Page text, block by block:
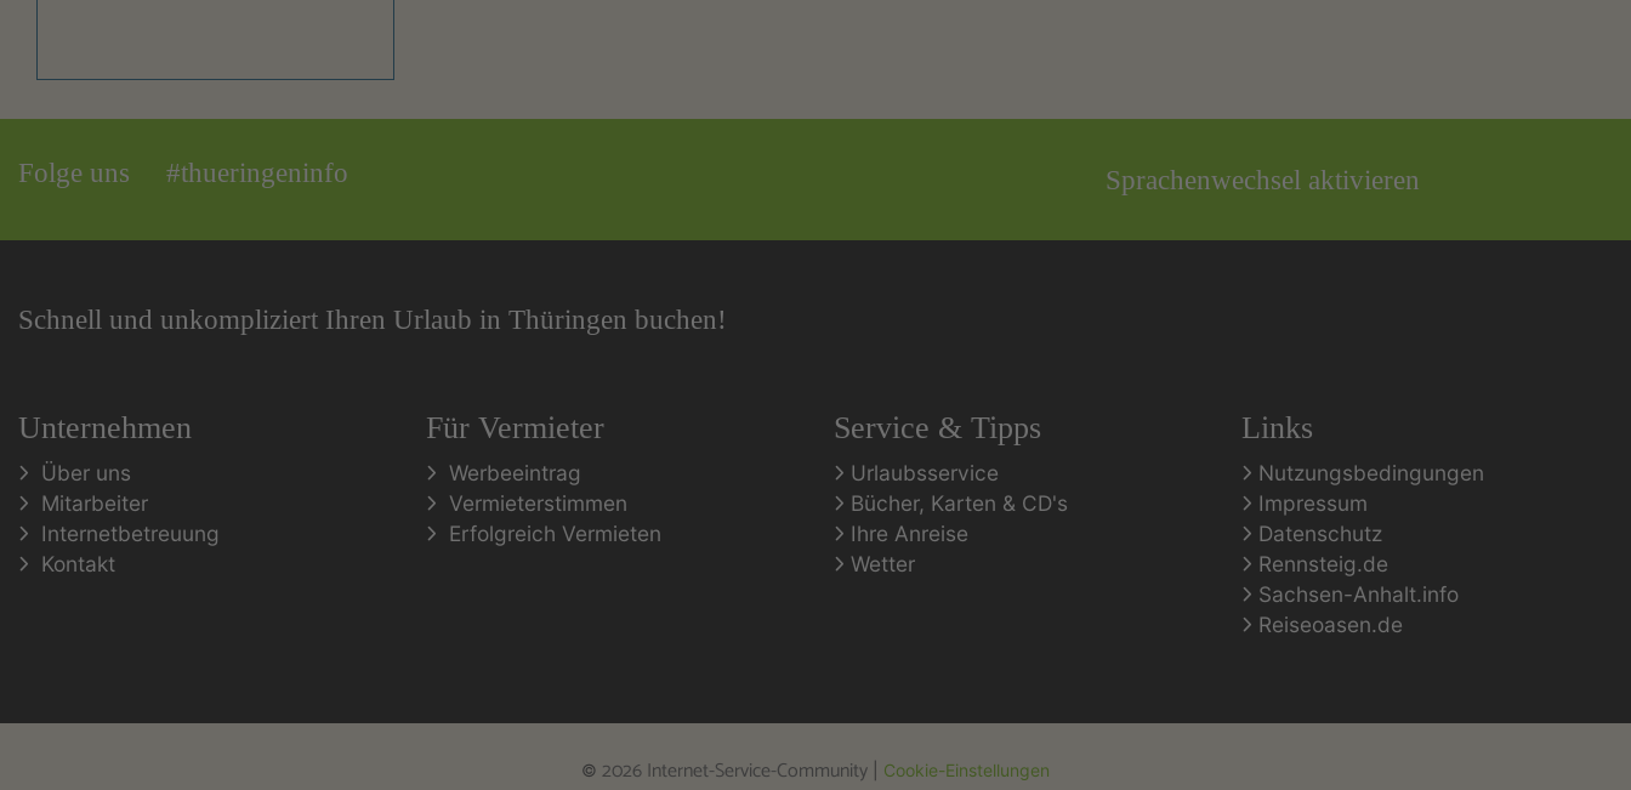
Folge uns #thueringeninfo Sprachenwechsel aktivieren
Schnell und unkompliziert Ihren Urlaub in Thüringen buchen!
Unternehmen
Über uns
Mitarbeiter
Internetbetreuung
Kontakt
Für Vermieter
Werbeeintrag
Vermieterstimmen
Erfolgreich Vermieten
Service & Tipps
Urlaubsservice
Bücher, Karten & CD's
Ihre Anreise
Wetter
Links
Nutzungsbedingungen
Impressum
Datenschutz
Rennsteig.de
Sachsen-Anhalt.info
Reiseoasen.de
© 2026 Internet-Service-Community Cookie-Einstellungen